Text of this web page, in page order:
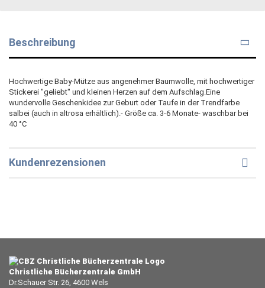
Beschreibung
Hochwertige Baby-Mütze aus angenehmer Baumwolle, mit hochwertiger
Stickerei "geliebt" und kleinen Herzen auf dem Aufschlag.Eine
wundervolle Geschenkidee zur Geburt oder Taufe in der Trendfarbe
salbei (auch in altrosa erhältlich).- Größe ca. 3-6 Monate- waschbar bei
40 °C
Kundenrezensionen
Christliche Bücherzentrale GmbH
Dr.Schauer Str. 26, 4600 Wels